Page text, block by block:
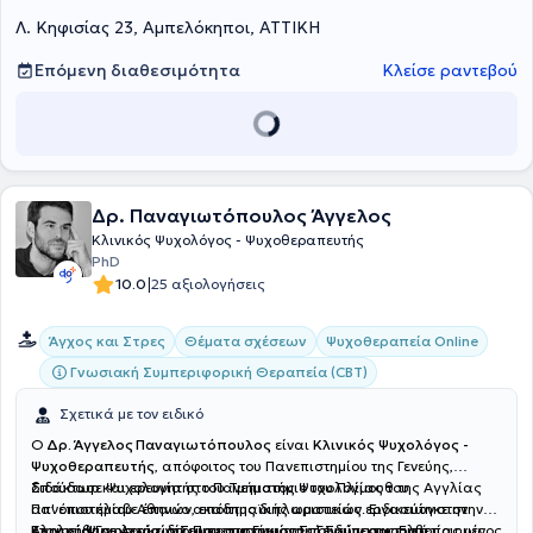
Λ. Κηφισίας 23, Αμπελόκηποι, ΑΤΤΙΚΗ
Επόμενη διαθεσιμότητα
Κλείσε ραντεβού
Δρ. Παναγιωτόπουλος Άγγελος
Κλινικός Ψυχολόγος - Ψυχοθεραπευτής
PhD
10.0|25 αξιολογήσεις
Άγχος και Στρες Θέματα σχέσεων
Ψυχοθεραπεία Online
Γνωσιακή Συμπεριφορική Θεραπεία (CBT)
Σχετικά με τον ειδικό
Ο Δρ. Άγγελος Παναγιωτόπουλος είναι Κλινικός Ψυχολόγος -
Ψυχοθεραπευτής, απόφοιτος του Πανεπιστημίου της Γενεύης,
διδάκτωρ και ερευνητής του Τμήματος Ψυχολογίας του
Πανεπιστημίου Αθηνών, επόπτης διπλωματικών εργασιών στην
Σπούδασε Ψυχολογία στο Πανεπιστήμιο του Πλίμουθ της Αγγλίας
απ' όπου έλαβε έπαινο ακαδημαϊκής αριστείας. Ειδικεύτηκε στην